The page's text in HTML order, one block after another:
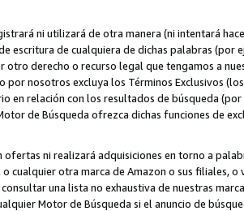
ni utilizará de otra manera (ni intentará
escritura de cualquiera de dichas palabras (por
otro derecho o recurso legal que tengamos a
por nosotros excluya los Términos Exclusivos
en relación con los resultados de búsqueda
de Búsqueda ofrezca dichas funciones de
ofertas ni realizará adquisiciones en torno a
o cualquier otra marca de Amazon o sus filiales,
una lista no exhaustiva de nuestras
Motor de Búsqueda si el anuncio de